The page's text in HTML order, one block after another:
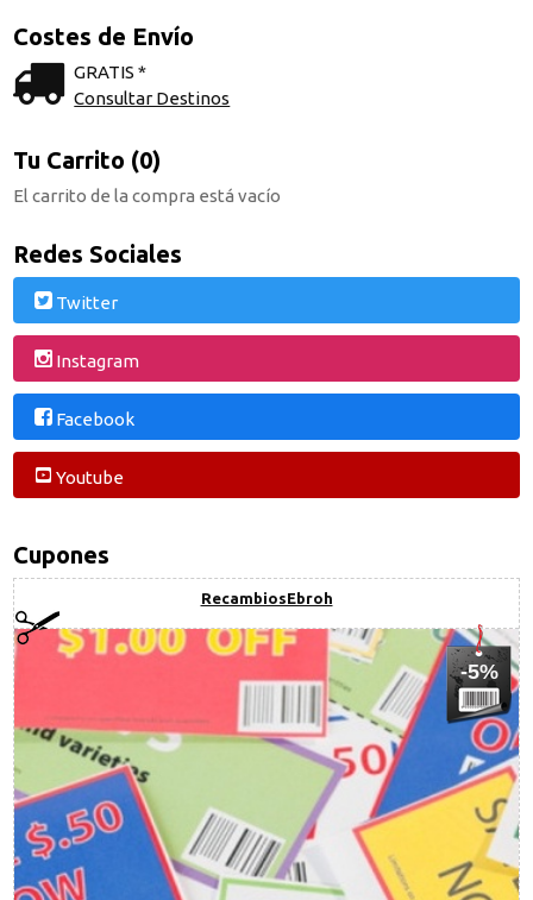
Costes de Envío
GRATIS *
Consultar Destinos
Tu Carrito (0)
El carrito de la compra está vacío
Redes Sociales
Twitter
Instagram
Facebook
Youtube
Cupones
RecambiosEbroh
-5%